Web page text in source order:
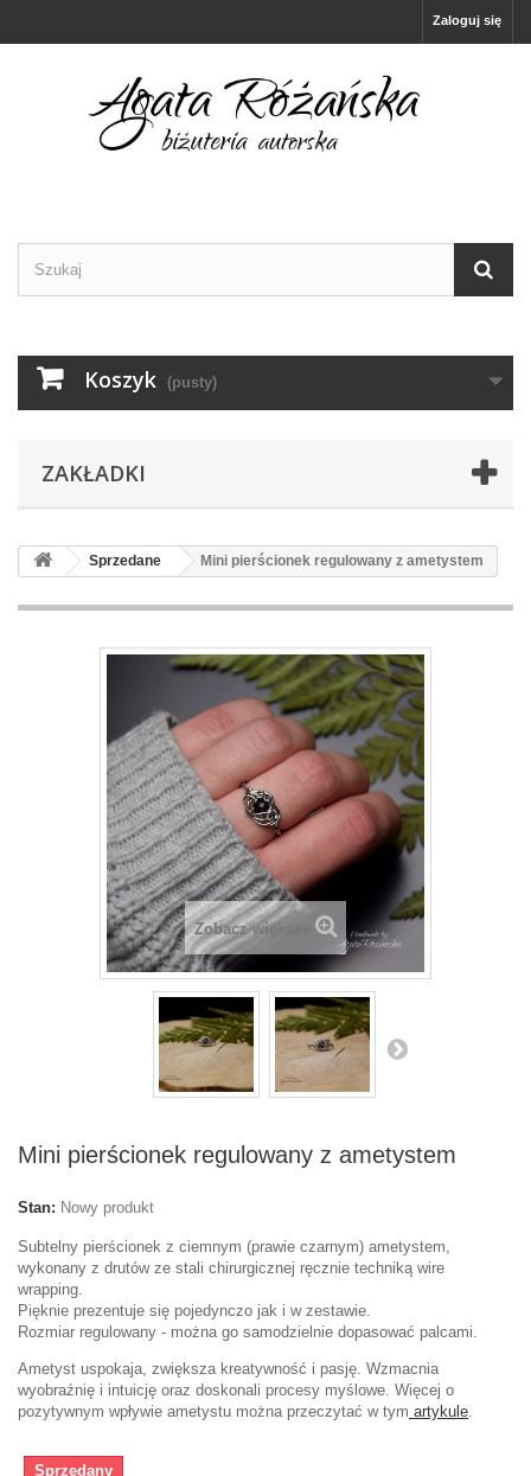
Zaloguj się
Koszyk (pusty)
ZAKŁADKI
Sprzedane Mini pierścionek regulowany z ametystem
Zobacz większe
Mini pierścionek regulowany z ametystem
Stan: Nowy produkt
Subtelny pierścionek z ciemnym (prawie czarnym) ametystem,
wykonany z drutów ze stali chirurgicznej ręcznie techniką wire
wrapping.
Pięknie prezentuje się pojedynczo jak i w zestawie.
Rozmiar regulowany - można go samodzielnie dopasować palcami.
Ametyst uspokaja, zwiększa kreatywność i pasję. Wzmacnia
wyobraźnię i intuicję oraz doskonali procesy myślowe. Więcej o
pozytywnym wpływie ametystu można przeczytać w tym artykule.
Sprzedany